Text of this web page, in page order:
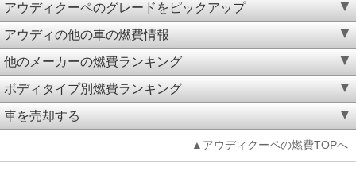
アウディクーペのグレードをピックアップ
アウディの他の車の燃費情報
他のメーカーの燃費ランキング
ボディタイプ別燃費ランキング
車を売却する
▲アウディクーペの燃費TOPへ